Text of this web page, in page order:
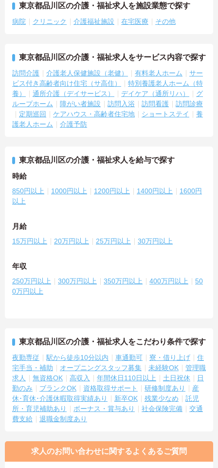
東京都品川区の介護・福祉求人を施設業態で探す
病院 クリニック 介護福祉施設 在宅医療 その他
東京都品川区の介護・福祉求人をサービス内容で探す
訪問介護 介護老人保健施設（老健） 有料老人ホーム
サー
ビス付き高齢者向け住宅（サ高住）
特別養護老人ホーム（特
養）
通所介護（デイサービス） デイケア（通所リハ）
グ
ループホーム
障がい者施設 訪問入浴 訪問看護
訪問診療
定期巡回
ケアハウス・高齢者住宅地 ショートステイ
養
護老人ホーム
介護予防
東京都品川区の介護・福祉求人を給与で探す
時給
850円以上 1000円以上 1200円以上 1400円以上
1600円
以上
月給
15万円以上 20万円以上 25万円以上 30万円以上
年収
250万円以上 300万円以上 350万円以上 400万円以上
50
0万円以上
東京都品川区の介護・福祉求人をこだわり条件で探す
夜勤専従 駅から徒歩10分以内 車通勤可 寮・借り上げ
住
宅手当・補助
オープニングスタッフ募集 未経験OK
管理職
求人
無資格OK 高収入 年間休日110日以上 土日祝休
日
勤のみ
ブランクOK 資格取得サポート 研修制度あり
産
休･育休･介護休暇取得実績あり
新卒OK 残業少なめ
託児
所・育児補助あり
ボーナス・賞与あり 社会保険完備
交通
費支給
退職金制度あり
求人のお問い合わせに関するよくあるご質問